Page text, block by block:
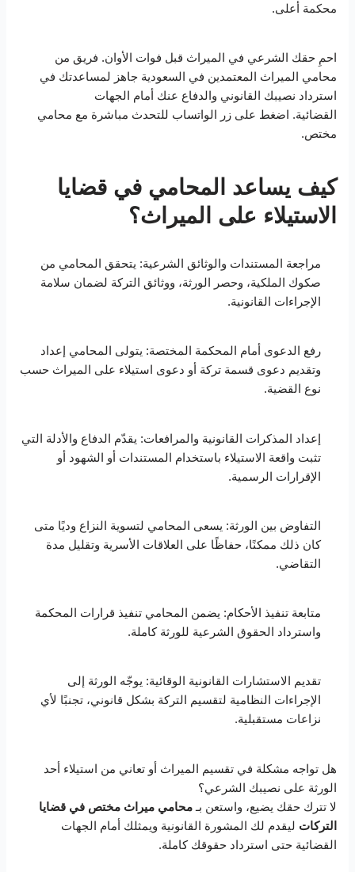
محكمة أعلى.
احمِ حقك الشرعي في الميراث قبل فوات الأوان. فريق من
محامي الميراث المعتمدين في السعودية جاهز لمساعدتك في
استرداد نصيبك القانوني والدفاع عنك أمام الجهات
القضائية. اضغط على زر الواتساب للتحدث مباشرة مع محامي
مختص.
كيف يساعد المحامي في قضايا
الاستيلاء على الميراث؟
مراجعة المستندات والوثائق الشرعية: يتحقق المحامي من
صكوك الملكية، وحصر الورثة، ووثائق التركة لضمان سلامة
الإجراءات القانونية.
رفع الدعوى أمام المحكمة المختصة: يتولى المحامي إعداد
وتقديم دعوى قسمة تركة أو دعوى استيلاء على الميراث حسب
نوع القضية.
إعداد المذكرات القانونية والمرافعات: يقدّم الدفاع والأدلة التي
تثبت واقعة الاستيلاء باستخدام المستندات أو الشهود أو
الإقرارات الرسمية.
التفاوض بين الورثة: يسعى المحامي لتسوية النزاع وديًا متى
كان ذلك ممكنًا، حفاظًا على العلاقات الأسرية وتقليل مدة
التقاضي.
متابعة تنفيذ الأحكام: يضمن المحامي تنفيذ قرارات المحكمة
واسترداد الحقوق الشرعية للورثة كاملة.
تقديم الاستشارات القانونية الوقائية: يوجّه الورثة إلى
الإجراءات النظامية لتقسيم التركة بشكل قانوني، تجنبًا لأي
نزاعات مستقبلية.
هل تواجه مشكلة في تقسيم الميراث أو تعاني من استيلاء أحد
الورثة على نصيبك الشرعي؟
لا تترك حقك يضيع، واستعن بـمحامي ميراث مختص في قضايا
التركات ليقدم لك المشورة القانونية ويمثلك أمام الجهات
القضائية حتى استرداد حقوقك كاملة.